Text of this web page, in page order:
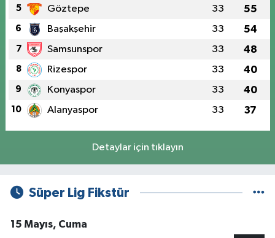
5 Göztepe 33 55
6 Başakşehir 33 54
7 Samsunspor 33 48
8 Rizespor 33 40
9 Konyaspor 33 40
10 Alanyaspor 33 37
Detaylar için tıklayın
Süper Lig Fikstür
15 Mayıs, Cuma